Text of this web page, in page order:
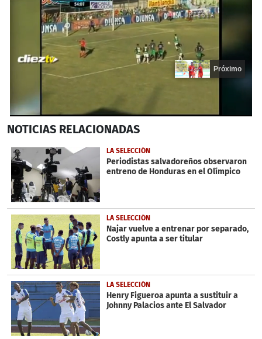
seconds
20
seconds
Próximo
NOTICIAS RELACIONADAS
LA SELECCIÓN
Periodistas salvadoreños observaron
entreno de Honduras en el Olímpico
LA SELECCIÓN
Najar vuelve a entrenar por separado,
Costly apunta a ser titular
LA SELECCIÓN
Henry Figueroa apunta a sustituir a
Johnny Palacios ante El Salvador